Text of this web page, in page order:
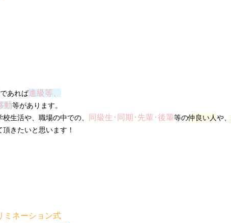
あれば進級等、
動等があります。
生活や、職場の中での、
同級生･同期･先輩･後輩等の仲良い人や、
きたいと思います！
ミネーション式